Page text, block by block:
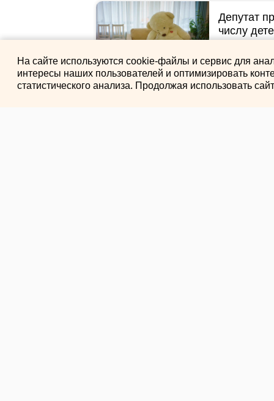
Депутат
числу
На сайте используются cookie-файлы и сервис для
интересы наших пользователей и оптимизировать
статистического анализа. Продолжая использовать